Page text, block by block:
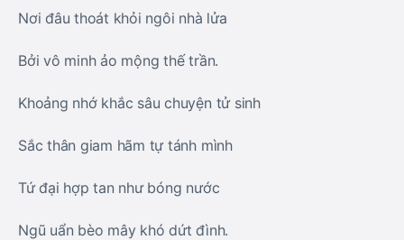
Nơi đâu thoát khỏi ngôi nhà lửa
Bởi vô minh ảo mộng thế trần.
Khoảng nhớ khắc sâu chuyện tử sinh
Sắc thân giam hãm tự tánh mình
Tứ đại hợp tan như bóng nước
Ngũ uẩn bèo mây khó dứt đình.